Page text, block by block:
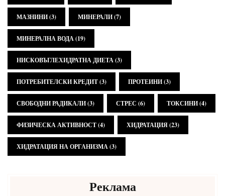
МАЗНИНИ(3) МИНЕРАЛИ(7)
МИНЕРАЛНА ВОДА(19)
НИСКОВЪГЛЕХИДРАТНА ДИЕТА(3)
ПОТРЕБИТЕЛСКИ КРЕДИТ(3) ПРОТЕИНИ(3)
СВОБОДНИ РАДИКАЛИ(3) СТРЕС (6) ТОКСИНИ(4)
ФИЗИЧЕСКА АКТИВНОСТ(4) ХИДРАТАЦИЯ(23)
ХИДРАТАЦИЯ НА ОРГАНИЗМА(3)
Реклама